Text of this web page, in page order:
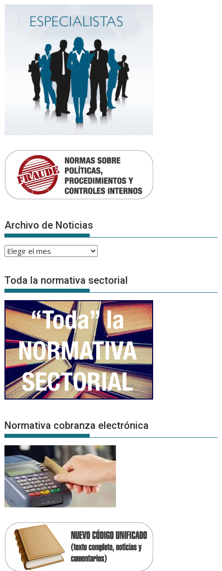
Archivo de Noticias
Archivo
Noticias
Toda la normativa sectorial
Normativa cobranza electrónica